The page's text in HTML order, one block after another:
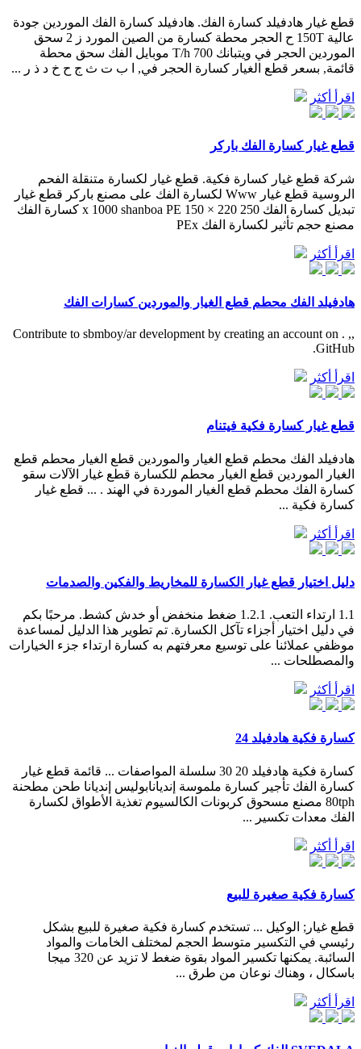
قطع غيار هادفيلد كسارة الفك. هادفيلد كسارة الفك الموردين جودة
عالية 150T ح الحجر محطة كسارة من الصين المورد ز 2 سحق
الموردين الحجر في ويتبانك 700 T/h موبايل الفك سحق محطة
قائمة, بسعر قطع الغيار كسارة الحجر في, ا ب ت ث ج ح خ د ذ ر ...
اقرأ أكثر
قطع غيار كسارة الفك باركر
شركة قطع غيار كسارة فكية. قطع غيار لكسارة متنقلة الفحم
الروسية قطع غيار Www لكسارة الفك على مصنع باركر قطع غيار
تبديل كسارة الفك 250 x 1000 shanboa PE 150 × 220 كسارة الفك
مصنع حجم تأثير لكسارة الفك PEx
اقرأ أكثر
هادفيلد الفك محطم قطع الغيار والموردين كسارات الفك
,, . Contribute to sbmboy/ar development by creating an account on
GitHub.
اقرأ أكثر
قطع غيار كسارة فكية فيتنام
هادفيلد الفك محطم قطع الغيار والموردين قطع الغيار محطم قطع
الغيار الموردين قطع الغيار محطم للكسارة قطع غيار الآلات سقو
كسارة الفك محطم قطع الغيار الموردة في الهند . ... قطع غيار
كسارة فكية ...
اقرأ أكثر
دليل اختيار قطع غيار الكسارة للمخاريط والفكين والصدمات
1.1 ارتداء التعب. 1.2.1 ضغط منخفض أو خدش كشط. مرحبًا بكم
في دليل اختيار أجزاء تآكل الكسارة. تم تطوير هذا الدليل لمساعدة
موظفي عملائنا على توسيع معرفتهم به كسارة ارتداء جزء الخيارات
والمصطلحات ...
اقرأ أكثر
كسارة فكية هادفيلد 24
كسارة فكية هادفيلد 20 30 سلسلة المواصفات ... قائمة قطع غيار
كسارة الفك تأجير كسارة ملموسة إنديانابوليس إنديانا طحن مطحنة
80tph مصنع مسحوق كربونات الكالسيوم تغذية الأطواق لكسارة
الفك معدات تكسير ...
اقرأ أكثر
كسارة فكية صغيرة للبيع
قطع غيار; الوكيل ... تستخدم كسارة فكية صغيرة للبيع بشكل
رئيسي في التكسير متوسط الحجم لمختلف الخامات والمواد
السائبة. يمكنها تكسير المواد بقوة ضغط لا تزيد عن 320 ميجا
باسكال ، وهناك نوعان من طرق ...
اقرأ أكثر